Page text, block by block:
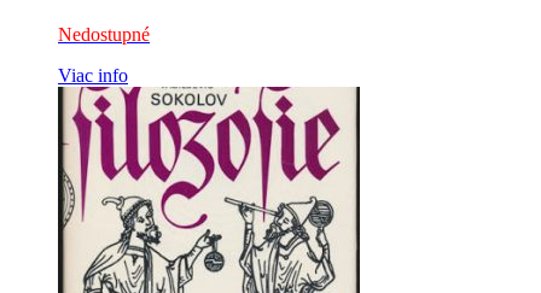
Nedostupné
Viac info